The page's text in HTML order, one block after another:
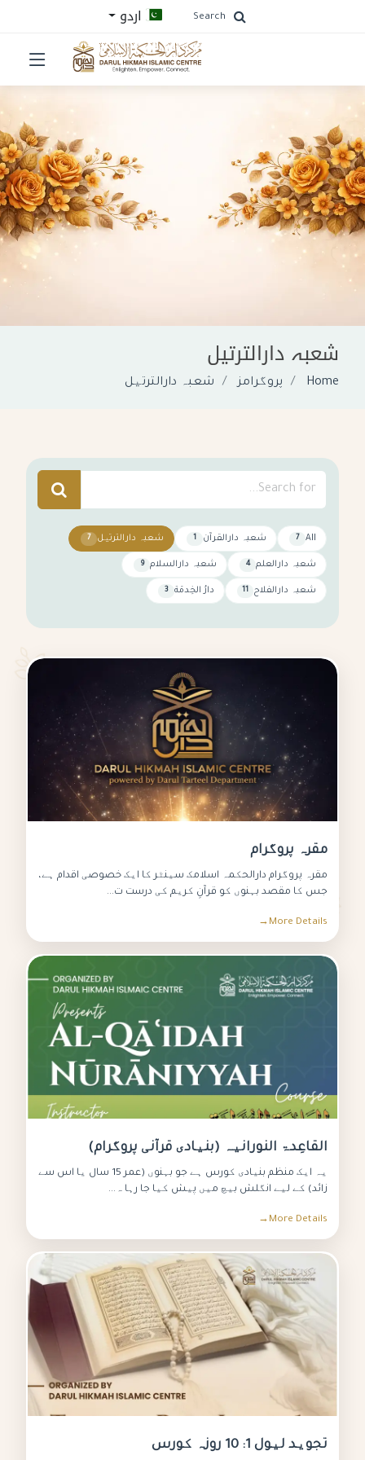
Search اردو
شعبہ دارالترتیل
Home پروگرامز شعبہ دارالترتیل
All
7 شعبہ دارالقرآن 1 شعبہ دارالترتیل 7
شعبہ دارالعلم 4 شعبہ دارالسلام 9
شعبہ دارالفلاح 11 دارُ الخِدمَة 3
مقرہ پروگرام
مقرہ پروگرام دارالحکمہ اسلامک سینٹر کا ایک خصوصی اقدام ہے،
جس کا مقصد بہنوں کو قرآنِ کریم کی درست ت...
More Details
القاعِدۃ النورانیہ (بنیادی قرآنی پروگرام)
یہ ایک منظم بنیادی کورس ہے جو بہنوں (عمر 15 سال یا اس سے
زائد) کے لیے انگلش بیچ میں پیش کیا جا رہا ہ...
More Details
تجوید لیول 1: 10 روزہ کورس